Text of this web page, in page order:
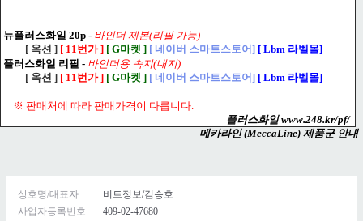
뉴플러스화일 20p - 바인더 제본(리필 가능)
[ 옥션 ] [ 11번가 ] [ G마켓 ] [ 네이버 스마트스토어] [ Lbm 라벨몰]
플러스화일 리필 - 바인더용 속지(내지)
[ 옥션 ] [ 11번가 ] [ G마켓 ] [ 네이버 스마트스토어] [ Lbm 라벨몰]
※ 판매처에 따라 판매가격이 다릅니다.
플러스화일 www.248.kr/pf/
메카라인 (MeccaLine) 제품군 안내
상호명/대표자
비트정보/김승호
사업자등록번호
409-02-47680